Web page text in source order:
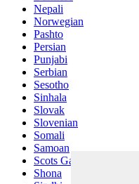
Nepali
Norwegian
Pashto
Persian
Punjabi
Serbian
Sesotho
Sinhala
Slovak
Slovenian
Somali
Samoan
Scots Gaelic
Shona